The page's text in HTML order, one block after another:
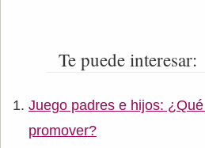
Te puede interesar:
Juego padres e hijos:
promover?